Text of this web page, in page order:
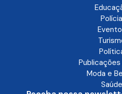
Polícia
Publicações
Moda e
Saúde